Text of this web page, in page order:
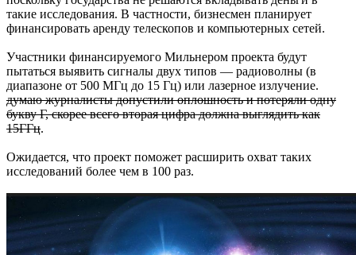
такие исследования. В частности, бизнесмен планирует
финансировать аренду телескопов и компьютерных сетей.
Участники финансируемого Мильнером проекта будут
пытаться выявить сигналы двух типов — радиоволны (в
диапазоне от 500 МГц до 15 Гц) или лазерное излучение.
думаю журналисты допустили оплошность и потеряли одну
букву Г, скорее всего вторая цифра должна выглядить как
15ГГц.
Ожидается, что проект поможет расширить охват таких
исследований более чем в 100 раз.